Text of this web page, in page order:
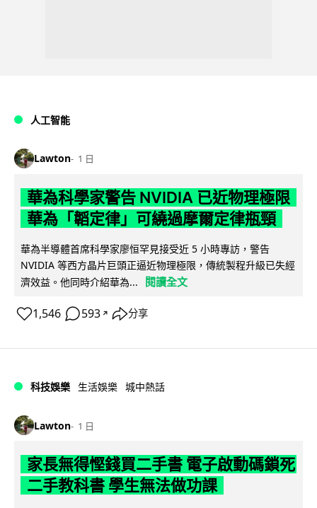
人工智能
Lawton 1 日
華為科學家警告 NVIDIA 已近物理極限
華為「韜定律」可繞過摩爾定律瓶頸
華為半導體首席科學家廖恒罕見接受近 5 小時專訪，警告
NVIDIA 等西方晶片巨頭正逼近物理極限，傳統製程升級已失經
濟效益。他同時介紹華為...
閱讀全文
1,546 593 ↗ 分享
科技娛樂 生活娛樂 城中熱話
Lawton 1 日
家長無得慳錢買二手書 電子啟動碼鎖死
二手教科書 學生無法做功課